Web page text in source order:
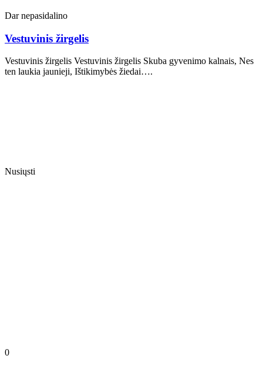
Dar nepasidalino
Vestuvinis žirgelis
Vestuvinis žirgelis Vestuvinis žirgelis Skuba gyvenimo kalnais, Nes
ten laukia jaunieji, Ištikimybės žiedai….
Nusiųsti
0